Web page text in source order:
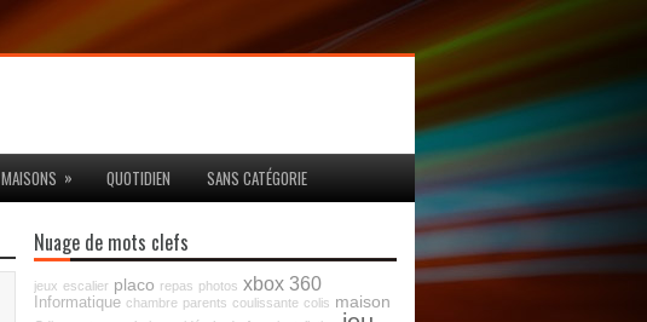
MAISONS » QUOTIDIEN SANS CATÉGORIE
Nuage de mots clefs
jeux escalier placo repas photos xbox 360
Informatique chambre parents coulissante colis maison